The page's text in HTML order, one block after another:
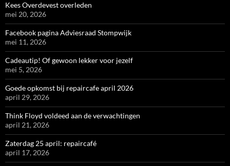
Kees Overdevest overleden
mei 20, 2026
Facebook pagina Adviesraad Stompwijk
mei 11, 2026
Cadeautip! Of gewoon lekker voor jezelf
mei 5, 2026
Goede opkomst bij repaircafe april 2026
april 29, 2026
Think Floyd voldeed aan de verwachtingen
april 21, 2026
Zaterdag 25 april: repaircafé
april 17, 2026